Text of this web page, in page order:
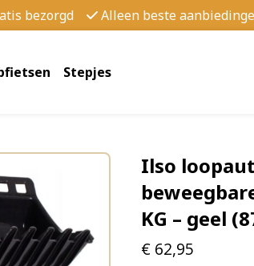
bezorgd Alleen beste
Stepjes
Ilso
KG – geel
€ 62,95